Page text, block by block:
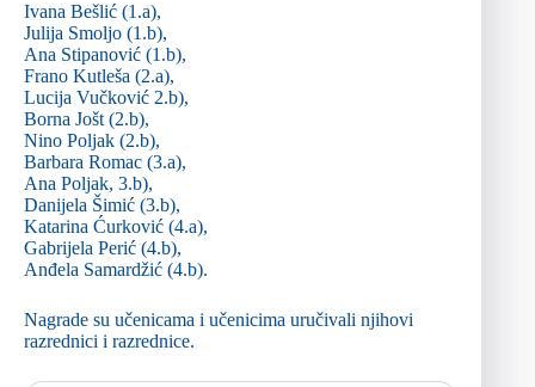
Ivana Bešlić (1.a),
Julija Smoljo (1.b),
Ana Stipanović (1.b),
Frano Kutleša (2.a),
Lucija Vučković 2.b),
Borna Jošt (2.b),
Nino Poljak (2.b),
Barbara Romac (3.a),
Ana Poljak, 3.b),
Danijela Šimić (3.b),
Katarina Ćurković (4.a),
Gabrijela Perić (4.b),
Anđela Samardžić (4.b).
Nagrade su učenicama i učenicima uručivali njihovi
razrednici i razrednice.